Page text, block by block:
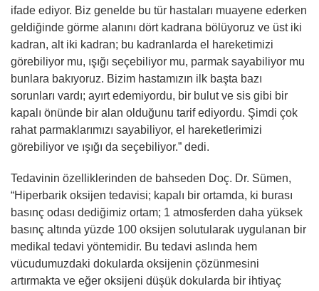
ifade ediyor. Biz genelde bu tür hastaları muayene ederken
geldiğinde görme alanını dört kadrana bölüyoruz ve üst iki
kadran, alt iki kadran; bu kadranlarda el hareketimizi
görebiliyor mu, ışığı seçebiliyor mu, parmak sayabiliyor mu
bunlara bakıyoruz. Bizim hastamızın ilk başta bazı
sorunları vardı; ayırt edemiyordu, bir bulut ve sis gibi bir
kapalı önünde bir alan olduğunu tarif ediyordu. Şimdi çok
rahat parmaklarımızı sayabiliyor, el hareketlerimizi
görebiliyor ve ışığı da seçebiliyor.” dedi.
Tedavinin özelliklerinden de bahseden Doç. Dr. Sümen,
“Hiperbarik oksijen tedavisi; kapalı bir ortamda, ki burası
basınç odası dediğimiz ortam; 1 atmosferden daha yüksek
basınç altında yüzde 100 oksijen solutularak uygulanan bir
medikal tedavi yöntemidir. Bu tedavi aslında hem
vücudumuzdaki dokularda oksijenin çözünmesini
artırmakta ve eğer oksijeni düşük dokularda bir ihtiyaç